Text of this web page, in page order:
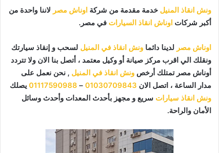
ونش انقاذ المنيل خدمة مقدمة من شركة اوناش مصر لاننا واحدة من
أكبر شركات اوناش انقاذ السيارات في مصر.
اوناش مصر لدينا دائما ونش انقاذ في المنيل لسحب و إنقاذ سيارتك
ونقلك الي اقرب مركز صيانة أو وكيل معتمد ، أتصل بنا الان ولا تتردد
أوناش مصر تمتلك أرخص ونش انقاذ في المنيل , نحن نعمل على
مدار الساعة ، اتصل الان 01030709843
–
01117590988 يصلك
ونش انقاذ سيارات سريع و مجهز بأحدث المعدات وأحدث وسائل
الأمان والراحة.